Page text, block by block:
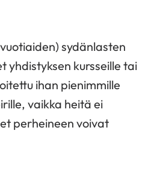
sydänlasten
yhdistyksen kursseille tai
ihan pienimmille
vaikka heitä ei
perheineen voivat